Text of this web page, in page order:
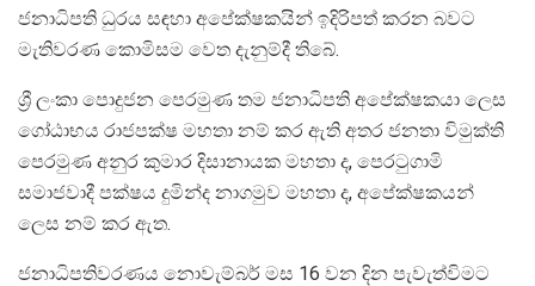
ජනාධිපති ධුරය සඳහා අපේක්ෂකයින් ඉදිරිපත් කරන බවට
මැතිවරණ කොමිසම වෙත දැනුම්දී තිබේ.
ශ්‍රී ලංකා පොදුජන පෙරමුණ තම ජනාධිපති අපේක්ෂකයා ලෙස
ගෝඨාභය රාජපක්ෂ මහතා නම් කර ඇති අතර ජනතා විමුක්ති
පෙරමුණ අනුර කුමාර දිසානායක මහතා ද, පෙරටුගාමි
සමාජවාදී පක්ෂය දුමින්ද නාගමුව මහතා ද, අපේක්ෂකයන්
ලෙස නම් කර ඇත.
ජනාධිපතිවරණය නොවැම්බර් මස 16 වන දින පැවැත්විමට